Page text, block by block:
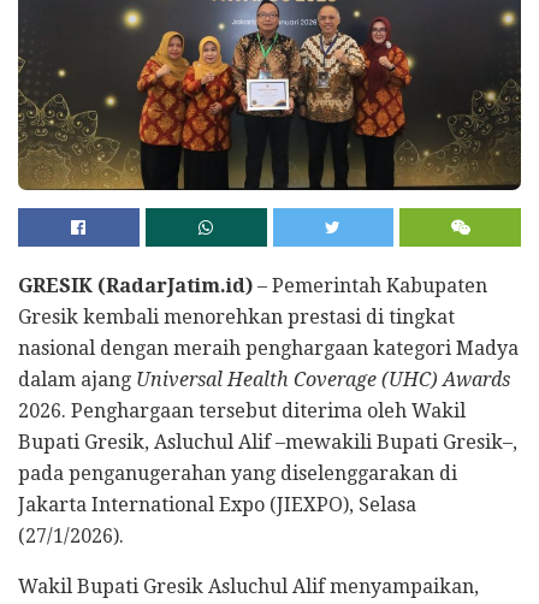
GRESIK (RadarJatim.id) – Pemerintah Kabupaten
Gresik kembali menorehkan prestasi di tingkat
nasional dengan meraih penghargaan kategori Madya
dalam ajang Universal Health Coverage (UHC) Awards
2026. Penghargaan tersebut diterima oleh Wakil
Bupati Gresik, Asluchul Alif –mewakili Bupati Gresik–,
pada penganugerahan yang diselenggarakan di
Jakarta International Expo (JIEXPO), Selasa
(27/1/2026).
Wakil Bupati Gresik Asluchul Alif menyampaikan,